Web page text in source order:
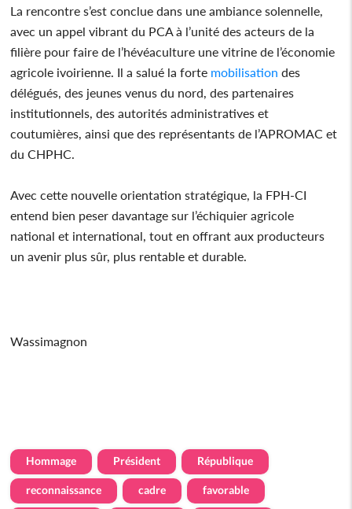
La rencontre s’est conclue dans une ambiance solennelle,
avec un appel vibrant du PCA à l’unité des acteurs de la
filière pour faire de l’hévéaculture une vitrine de l’économie
agricole ivoirienne. Il a salué la forte mobilisation des
délégués, des jeunes venus du nord, des partenaires
institutionnels, des autorités administratives et
coutumières, ainsi que des représentants de l’APROMAC et
du CHPHC.
Avec cette nouvelle orientation stratégique, la FPH-CI
entend bien peser davantage sur l’échiquier agricole
national et international, tout en offrant aux producteurs
un avenir plus sûr, plus rentable et durable.
Wassimagnon
Hommage Président République
reconnaissance cadre favorable